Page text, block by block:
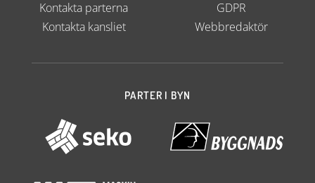
Kontakta parterna
Kontakta kansliet
GDPR
Webbredaktör
PARTER I BYN